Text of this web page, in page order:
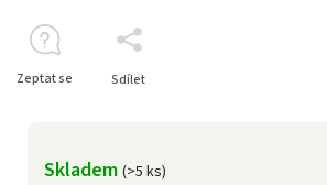
Skladem (>5 ks)
Zeptat se Sdílet